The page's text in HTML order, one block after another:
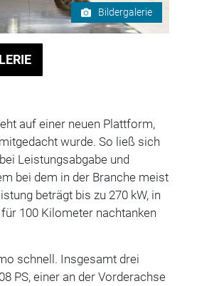
Bildergalerie
auf einer neuen Plattform,
wurde. So ließ sich
Leistungsabgabe und
bei dem in der Branche meist
beträgt bis zu 270 kW, in
für 100 Kilometer nachtanken
schnell. Insgesamt drei
PS, einer an der Vorderachse